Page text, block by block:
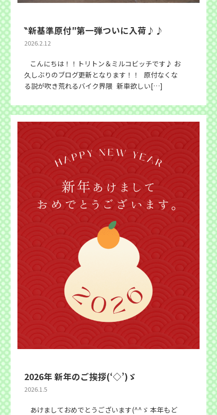
‶新基準原付″第一弾ついに入荷♪♪
2026.2.12
こんにちは！！トリトン＆ミルコビッチです♪ お
久しぶりのブログ更新となります！！ 原付なくな
る説が吹き荒れるバイク界隈 新車欲しい[…]
2026年 新年のご挨拶(‘◇’)ゞ
2026.1.5
あけましておめでとうございます(^^ゞ 本年もど